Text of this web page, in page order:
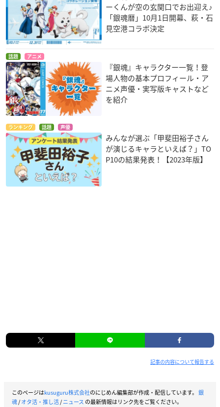
ーくんが空の玄関口でお出迎え♪
「銀魂暦」10月1日開幕、萩・石
見空港コラボ決定
話題 アニメ
『銀魂』キャラクター一覧！登
場人物の基本プロフィール・ア
ニメ声優・実写版キャストなど
を紹介
ランキング 話題 声優
みんなが選ぶ「甲斐田裕子さん
が演じるキャラといえば？」TO
P10の結果発表！【2023年版】
記事の内容について報告する
このページはkusuguru株式会社のにじめん編集部が作成・配信しています。 銀
魂/オタ活・推し活/ニュース の最新情報はリンク先をご覧ください。